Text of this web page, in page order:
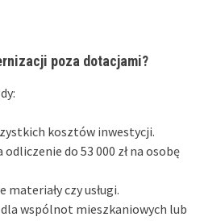
poza dotacjami?
kosztów inwestycji.
do 53 000 zł na osobę
czy usługi.
wspólnot mieszkaniowych lub